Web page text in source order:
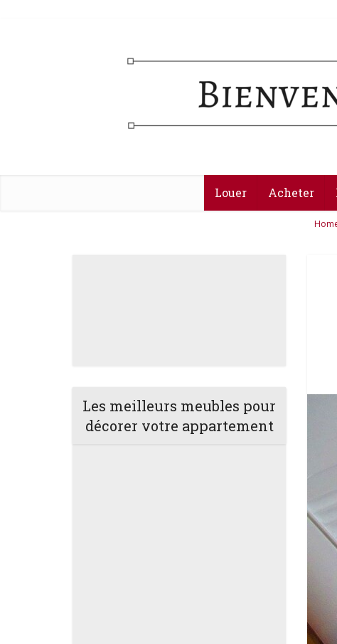
Louer Acheter
Les meilleurs meubles pour
décorer votre appartement